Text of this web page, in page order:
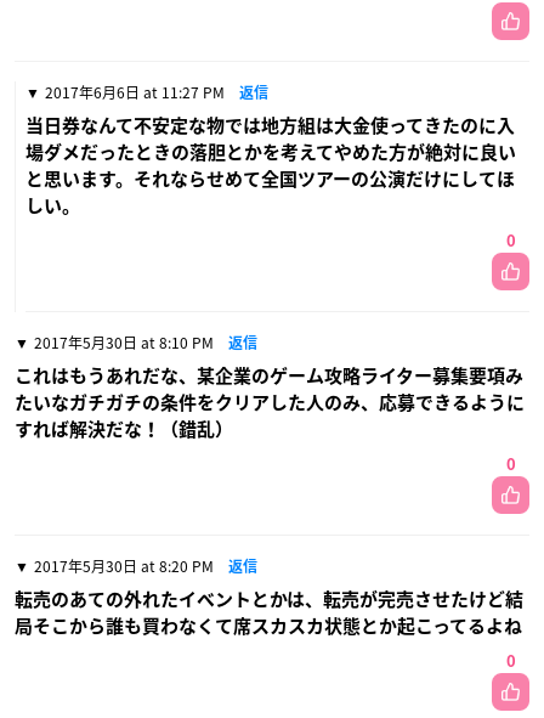
2017年6月6日 at 11:27 PM 返信
当日券なんて不安定な物では地方組は大金使ってきたのに入
場ダメだったときの落胆とかを考えてやめた方が絶対に良い
と思います。それならせめて全国ツアーの公演だけにしてほ
しい。
0
2017年5月30日 at 8:10 PM 返信
これはもうあれだな、某企業のゲーム攻略ライター募集要項み
たいなガチガチの条件をクリアした人のみ、応募できるように
すれば解決だな！（錯乱）
0
2017年5月30日 at 8:20 PM 返信
転売のあての外れたイベントとかは、転売が完売させたけど結
局そこから誰も買わなくて席スカスカ状態とか起こってるよね
0